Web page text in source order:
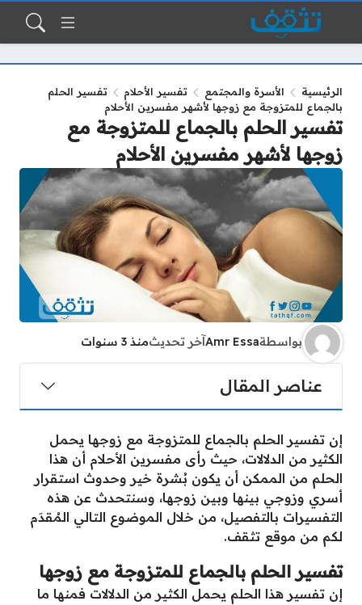
الرئيسية الأسرة والمجتمع تفسير الأحلام
تفسير الحلم
بالجماع للمتزوجة مع زوجها لأشهر مفسرين الأحلام
تفسير الحلم بالجماع للمتزوجة مع
زوجها لأشهر مفسرين الأحلام
بواسطةAmr Essaآخر تحديثمنذ 3 سنوات
عناصر المقال
إن تفسير الحلم بالجماع للمتزوجة مع زوجها يحمل
الكثير من الدلالات، حيث رأى مفسرين الأحلام أن هذا
الحلم من الممكن أن يكون بُشرة خير وحدوث استقرار
أسري وزوجي بينها وبين زوجها، وسنتحدث عن هذه
التفسيرات بالتفصيل، من خلال الموضوع التالي المُقدَم
لكم من موقع تثقف.
تفسير الحلم بالجماع للمتزوجة مع زوجها
إن تفسير هذا الحلم يحمل الكثير من الدلالات فمنها ما